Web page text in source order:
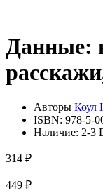
Данные:
Авторы Коул
ISBN: 978-5-
Наличие: 2-3
314 ₽
449 ₽